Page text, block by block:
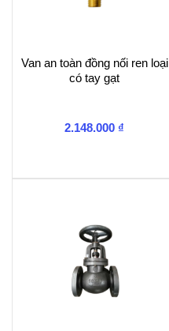
Van an toàn đồng nối ren loại
có tay gạt
2.148.000 ₫